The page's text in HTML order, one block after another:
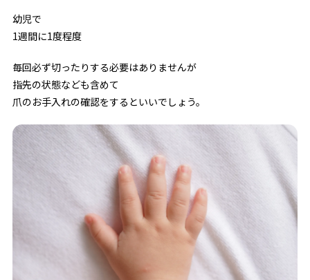
幼児で
1週間に1度程度
毎回必ず切ったりする必要はありませんが
指先の状態なども含めて
爪のお手入れの確認をするといいでしょう。